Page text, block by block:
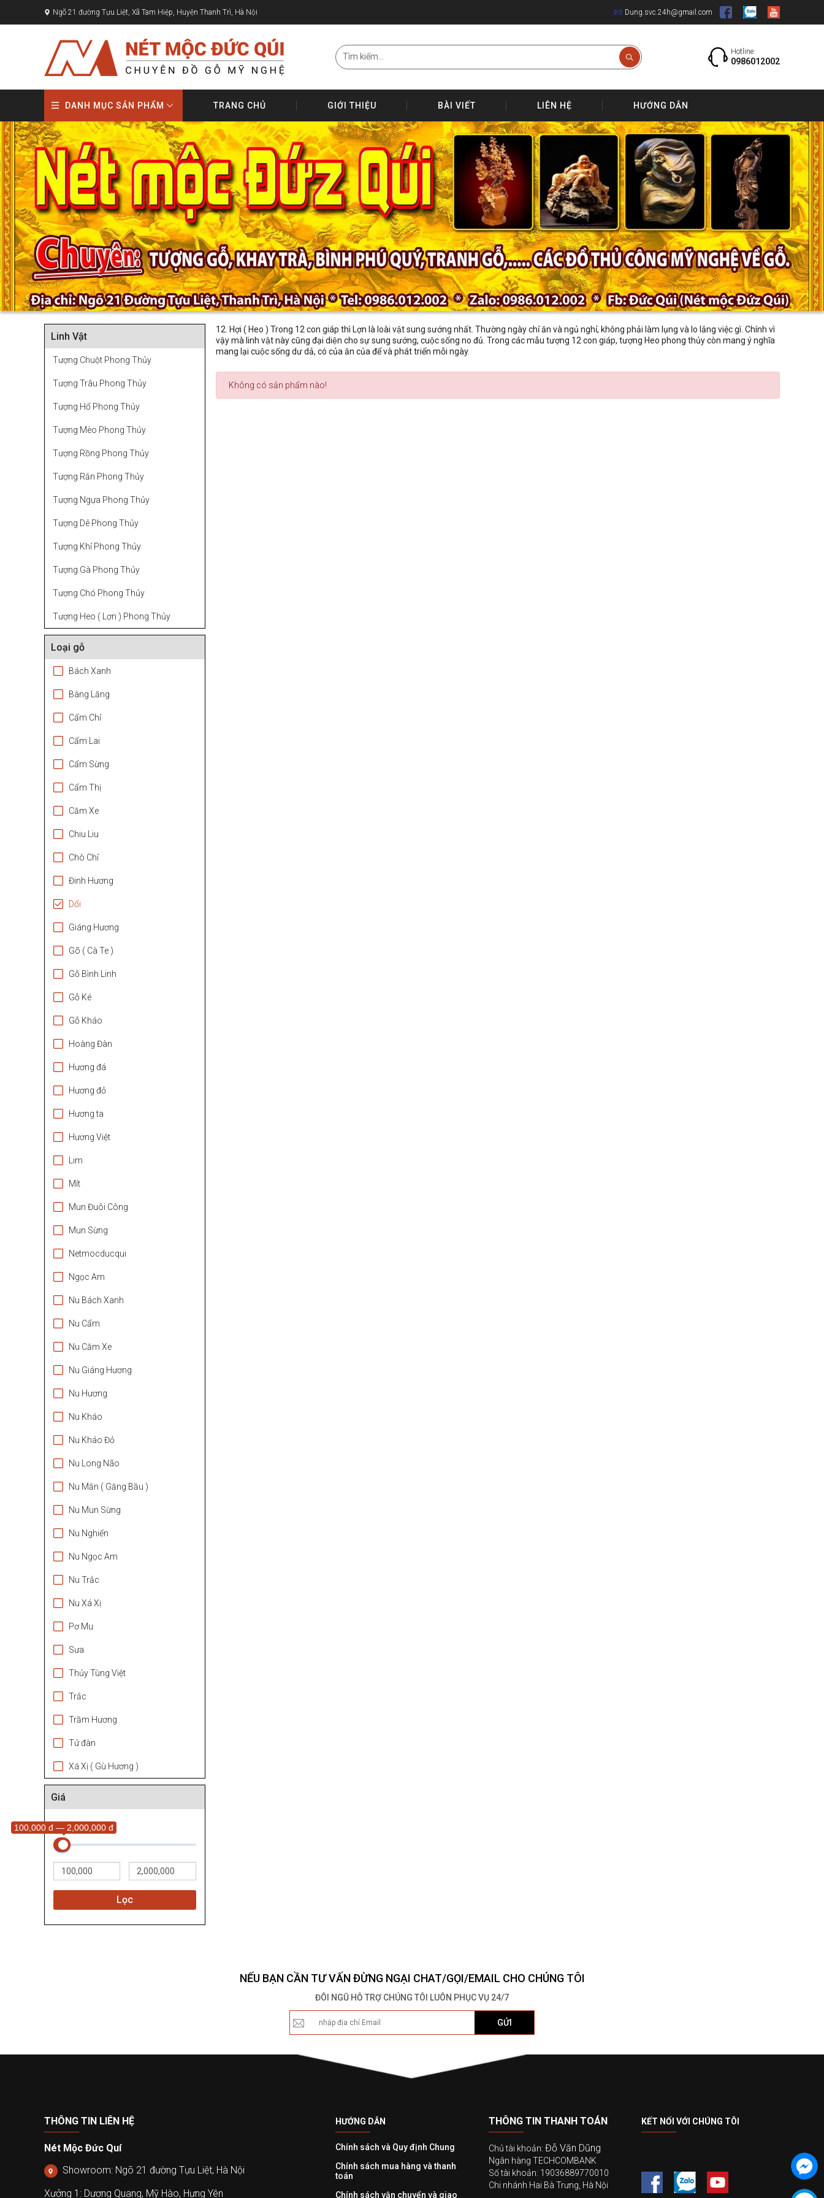
Ngõ 21 đường Tựu Liệt, Xã Tam Hiệp, Huyện Thanh Trì, Hà Nội Dung.svc.24h@gmail.com
Hotline:
0986012002
DANH MỤC SẢN PHẨM TRANG CHỦ GIỚI THIỆU BÀI VIẾT LIÊN HỆ HƯỚNG DẪN
Linh Vật
Tượng Chuột Phong Thủy
Tượng Trâu Phong Thủy
Tượng Hổ Phong Thủy
Tượng Mèo Phong Thủy
Tượng Rồng Phong Thủy
Tượng Rắn Phong Thủy
Tượng Ngựa Phong Thủy
Tượng Dê Phong Thủy
Tượng Khỉ Phong Thủy
Tượng Gà Phong Thủy
Tượng Chó Phong Thủy
Tượng Heo ( Lợn ) Phong Thủy
Loại gỗ
Bách Xanh
Bàng Lăng
Cẩm Chỉ
Cẩm Lai
Cẩm Sừng
Cẩm Thị
Căm Xe
Chiu Liu
Chò Chỉ
Đinh Hương
Dổi
Giáng Hương
Gõ ( Cà Te )
Gỗ Bình Linh
Gỗ Ké
Gỗ Kháo
Hoàng Đàn
Hương đá
Hương đỏ
Hương ta
Hương Việt
Lim
Mít
Mun Đuôi Công
Mun Sừng
Netmocducqui
Ngọc Am
Nu Bách Xanh
Nu Cẩm
Nu Căm Xe
Nu Giáng Hương
Nu Hương
Nu Kháo
Nu Kháo Đỏ
Nu Long Não
Nu Măn ( Găng Bầu )
Nu Mun Sừng
Nu Nghiến
Nu Ngọc Am
Nu Trắc
Nu Xá Xị
Pơ Mu
Sưa
Thủy Tùng Việt
Trắc
Trầm Hương
Tử đàn
Xá Xị ( Gù Hương )
Giá
100,000 đ — 2,000,000 đ
Lọc
12. Hợi ( Heo ) Trong 12 con giáp thì Lợn là loài vật sung sướng nhất. Thường ngày chỉ ăn và ngủ nghỉ, không phải làm lụng và lo lắng việc gì. Chính vì
vậy mà linh vật này cũng đại diện cho sự sung sướng, cuộc sống no đủ. Trong các mẫu tượng 12 con giáp, tượng Heo phong thủy còn mang ý nghĩa
mang lại cuộc sống dư dả, có của ăn của để và phát triển mỗi ngày.
Không có sản phẩm nào!
NẾU BẠN CẦN TƯ VẤN ĐỪNG NGẠI CHAT/GỌI/EMAIL CHO CHÚNG TÔI
ĐÔI NGŨ HỖ TRỢ CHÚNG TÔI LUÔN PHỤC VỤ 24/7
GỬI
THÔNG TIN LIÊN HỆ
Nét Mộc Đức Quí
Showroom: Ngõ 21 đường Tựu Liệt, Hà Nội
Xưởng 1: Dương Quang, Mỹ Hào, Hưng Yên
HƯỚNG DẪN
Chính sách và Quy định Chung
Chính sách mua hàng và thanh
toán
Chính sách vận chuyển và giao
THÔNG TIN THANH TOÁN
Chủ tài khoản: Đỗ Văn Dũng
Ngân hàng TECHCOMBANK
Số tài khoản: 19036889770010
Chi nhánh Hai Bà Trưng, Hà Nội
KẾT NỐI VỚI CHÚNG TÔI